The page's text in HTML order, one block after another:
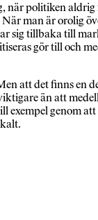
när politiken
man är orolig
sig tillbaka till
gör till och
att det finns
än att